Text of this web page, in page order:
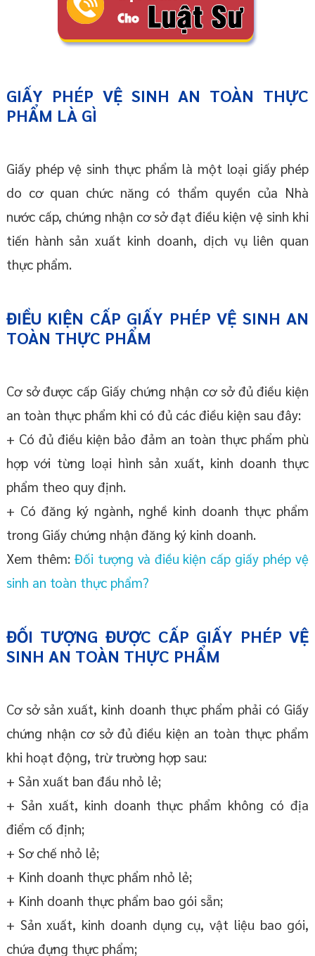
GIẤY PHÉP VỆ SINH AN TOÀN THỰC
PHẨM LÀ GÌ
Giấy phép vệ sinh thực phẩm là một loại giấy phép
do cơ quan chức năng có thẩm quyền của Nhà
nước cấp, chứng nhận cơ sở đạt điều kiện vệ sinh khi
tiến hành sản xuất kinh doanh, dịch vụ liên quan
thực phẩm.
ĐIỀU KIỆN CẤP GIẤY PHÉP VỆ SINH AN
TOÀN THỰC PHẨM
Cơ sở được cấp Giấy chứng nhận cơ sở đủ điều kiện
an toàn thực phẩm khi có đủ các điều kiện sau đây:
+ Có đủ điều kiện bảo đảm an toàn thực phẩm phù
hợp với từng loại hình sản xuất, kinh doanh thực
phẩm theo quy định.
+ Có đăng ký ngành, nghề kinh doanh thực phẩm
trong Giấy chứng nhận đăng ký kinh doanh.
Xem thêm: Đối tượng và điều kiện cấp giấy phép vệ
sinh an toàn thực phẩm?
ĐỐI TƯỢNG ĐƯỢC CẤP GIẤY PHÉP VỆ
SINH AN TOÀN THỰC PHẨM
Cơ sở sản xuất, kinh doanh thực phẩm phải có Giấy
chứng nhận cơ sở đủ điều kiện an toàn thực phẩm
khi hoạt động, trừ trường hợp sau:
+ Sản xuất ban đầu nhỏ lẻ;
+ Sản xuất, kinh doanh thực phẩm không có địa
điểm cố định;
+ Sơ chế nhỏ lẻ;
+ Kinh doanh thực phẩm nhỏ lẻ;
+ Kinh doanh thực phẩm bao gói sẵn;
+ Sản xuất, kinh doanh dụng cụ, vật liệu bao gói,
chứa đựng thực phẩm;